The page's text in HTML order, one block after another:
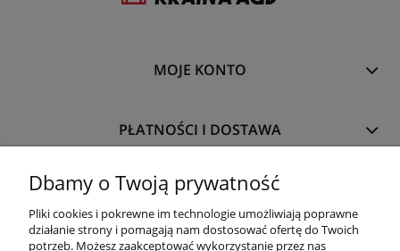
MOJE KONTO
PŁATNOŚCI I DOSTAWA
INFORMACJE
Dbamy o Twoją prywatność
Pliki cookies i pokrewne im technologie umożliwiają poprawne
działanie strony i pomagają nam dostosować ofertę do Twoich
potrzeb. Możesz zaakceptować wykorzystanie przez nas